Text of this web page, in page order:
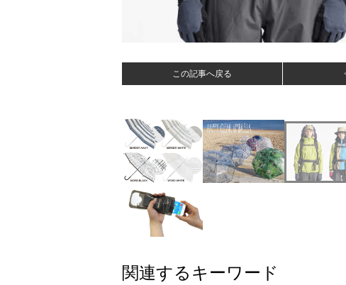
この記事へ戻る
関連するキーワード